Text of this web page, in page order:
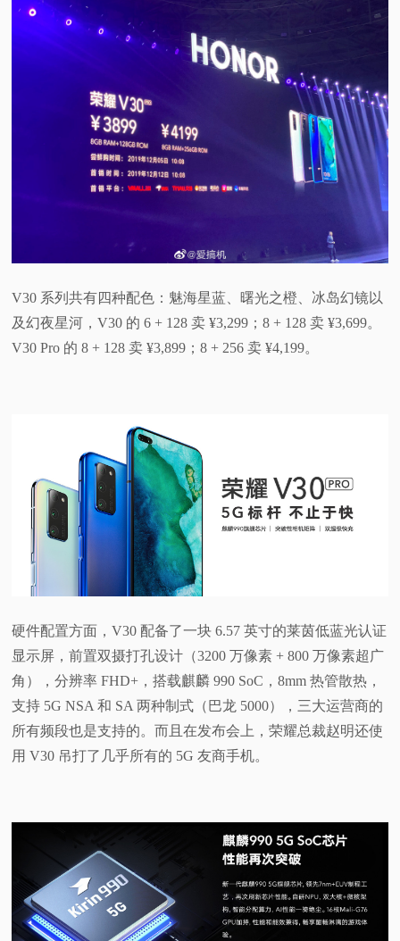
V30 系列共有四种配色：魅海星蓝、曙光之橙、冰岛幻镜以
及幻夜星河，V30 的 6 + 128 卖 ¥3,299；8 + 128 卖 ¥3,699。
V30 Pro 的 8 + 128 卖 ¥3,899；8 + 256 卖 ¥4,199。
硬件配置方面，V30 配备了一块 6.57 英寸的莱茵低蓝光认证
显示屏，前置双摄打孔设计（3200 万像素 + 800 万像素超广
角），分辨率 FHD+，搭载麒麟 990 SoC，8mm 热管散热，
支持 5G NSA 和 SA 两种制式（巴龙 5000），三大运营商的
所有频段也是支持的。而且在发布会上，荣耀总裁赵明还使
用 V30 吊打了几乎所有的 5G 友商手机。